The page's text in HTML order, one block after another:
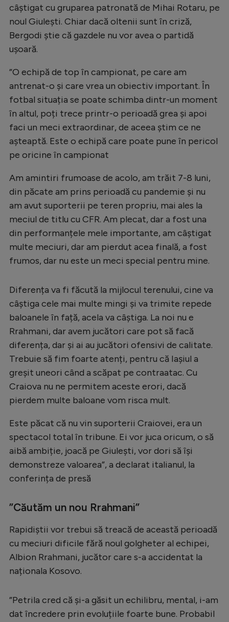
Natație
Formula 1
Auto
Rugby
Ciclism
JO 2024
Intră în cont
Creează cont
câștigat cu gruparea patronată de Mihai Rotaru, pe
noul Giulești. Chiar dacă oltenii sunt în criză,
Bergodi știe că gazdele nu vor avea o partidă
ușoară.
”O echipă de top în campionat, pe care am
antrenat-o și care vrea un obiectiv important. În
fotbal situația se poate schimba dintr-un moment
în altul, poți trece printr-o perioadă grea și apoi
faci un meci extraordinar, de aceea știm ce ne
așteaptă. Este o echipă care poate pune în pericol
pe oricine în campionat
Am amintiri frumoase de acolo, am trăit 7-8 luni,
din păcate am prins perioadă cu pandemie și nu
am avut suporterii pe teren propriu, mai ales la
meciul de titlu cu CFR. Am plecat, dar a fost una
din performanțele mele importante, am câștigat
multe meciuri, dar am pierdut acea finală, a fost
frumos, dar nu este un meci special pentru mine.
Diferența va fi făcută la mijlocul terenului, cine va
câștiga cele mai multe mingi și va trimite repede
baloanele în față, acela va câștiga. La noi nu e
Rrahmani, dar avem jucători care pot să facă
diferența, dar și ai au jucători ofensivi de calitate.
Trebuie să fim foarte atenți, pentru că Iașiul a
greșit uneori când a scăpat pe contraatac. Cu
Craiova nu ne permitem aceste erori, dacă
pierdem multe baloane vom risca mult.
Este păcat că nu vin suporterii Craiovei, era un
spectacol total în tribune. Ei vor juca oricum, o să
aibă ambiție, joacă pe Giulești, vor dori să își
demonstreze valoarea”, a declarat italianul, la
conferința de presă
”Căutăm un nou Rrahmani”
Rapidiștii vor trebui să treacă de această perioadă
cu meciuri dificile fără noul golgheter al echipei,
Albion Rrahmani, jucător care s-a accidentat la
naționala Kosovo.
”Petrila cred că și-a găsit un echilibru, mental, i-am
dat încredere prin evoluțiile foarte bune. Probabil